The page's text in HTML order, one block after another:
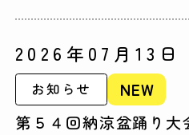
2026年07月13日
お知らせ
NEW
第５４回納涼盆踊り大